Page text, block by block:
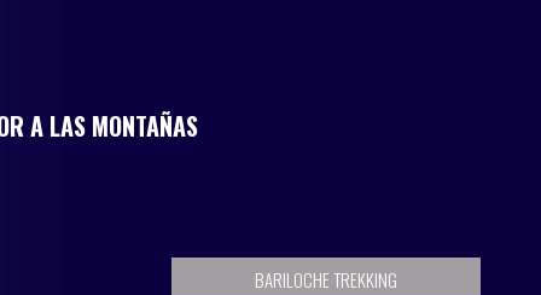
A LAS MONTAÑAS
BARILOCHE TREKKING